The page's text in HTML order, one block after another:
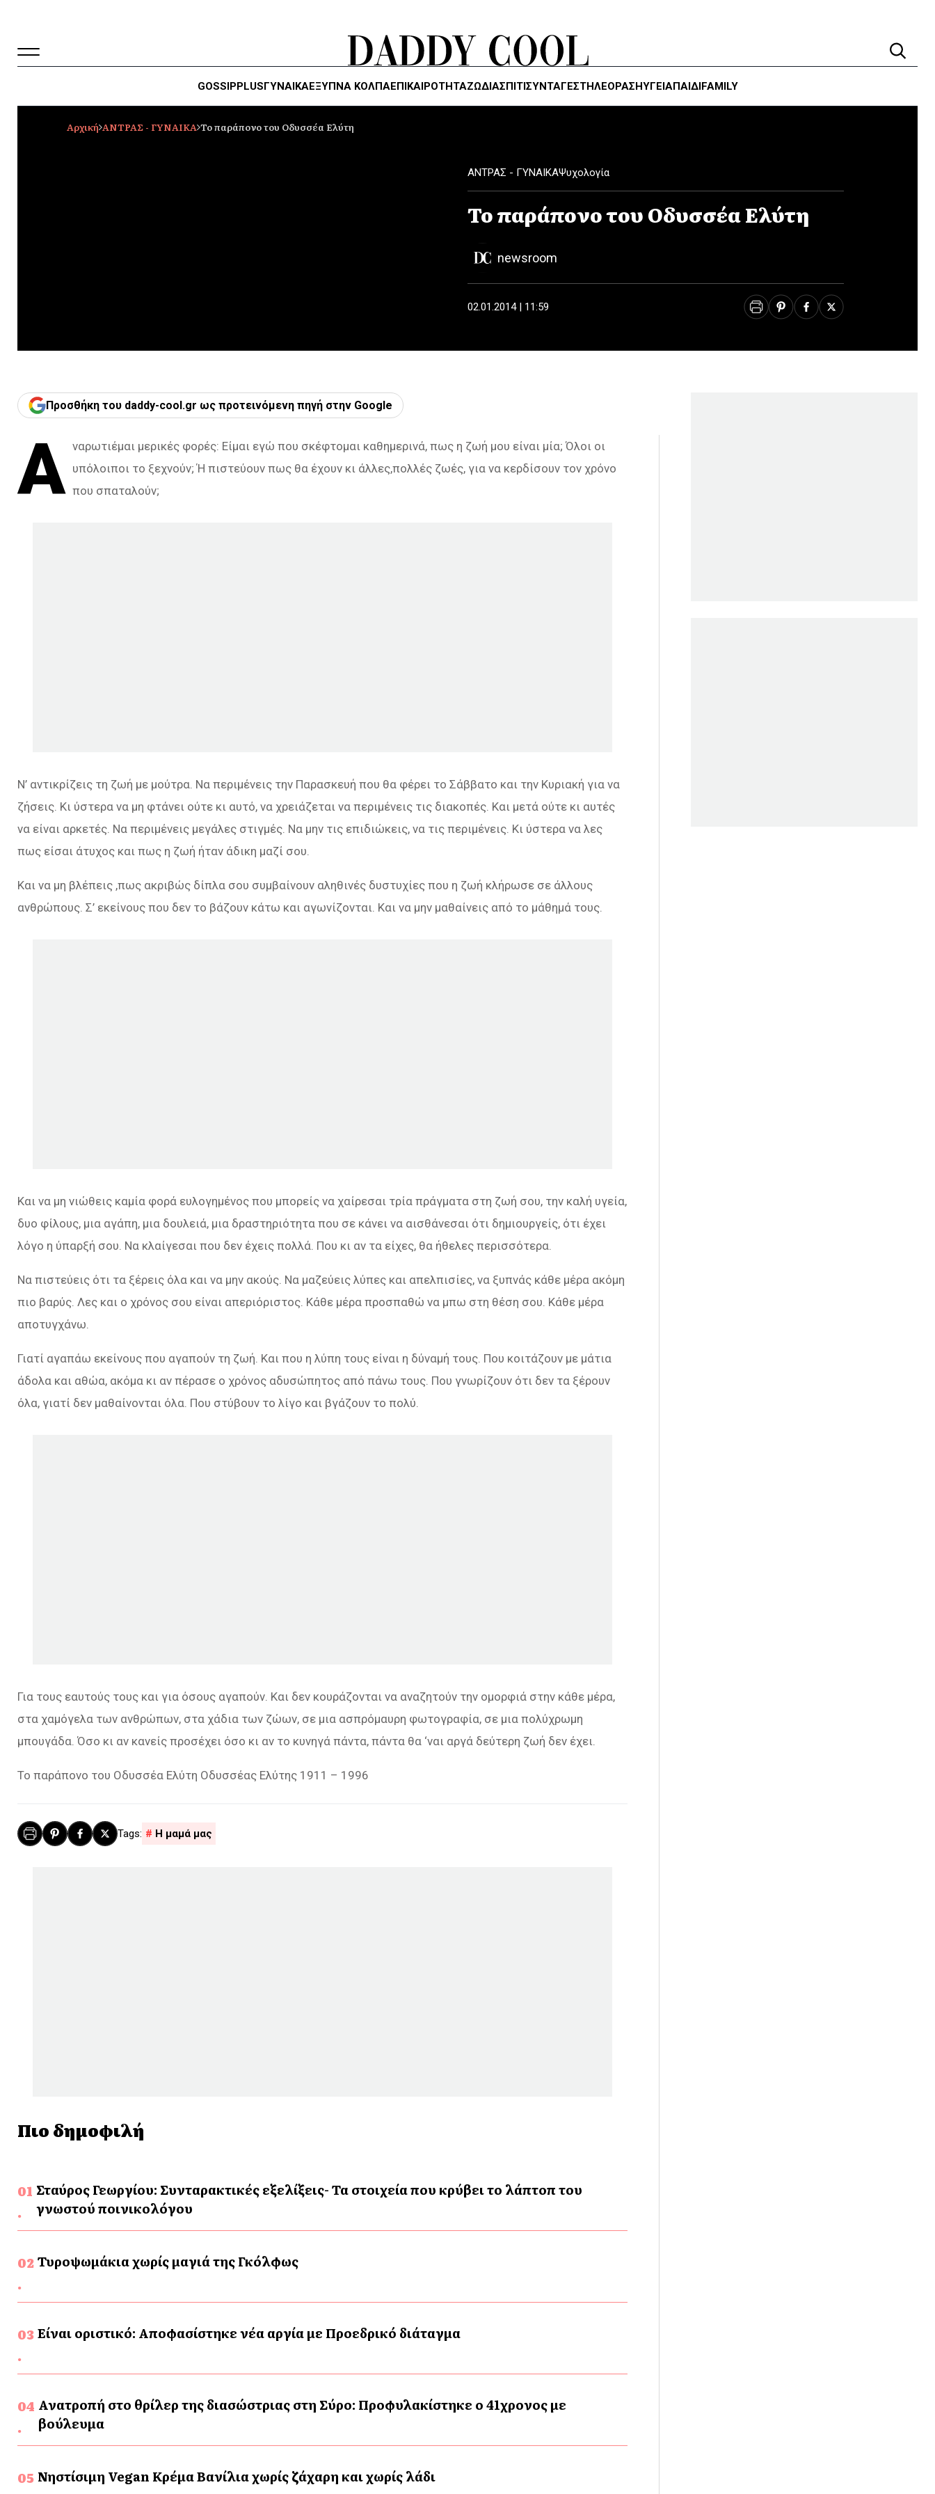
GOSSIPPLUSΓΥΝΑΙΚΑΈΞΥΠΝΑ ΚΌΛΠΑΕΠΙΚΑΙΡΟΤΗΤΑΖΏΔΙΑΣΠΙΤΙΣΥΝΤΑΓΕΣΤΗΛΕΌΡΑΣΗΥΓΕΊΑΠΑΙΔΙFAMILY
Αρχική ΑΝΤΡΑΣ - ΓΥΝΑΙΚΑ Το παράπονο του Οδυσσέα Ελύτη
ΑΝΤΡΑΣ - ΓΥΝΑΙΚΑΨυχολογία
Το παράπονο του Οδυσσέα Ελύτη
newsroom
02.01.2014 | 11:59
Προσθήκη του daddy-cool.gr ως προτεινόμενη πηγή στην Google
Α ναρωτιέμαι μερικές φορές: Είμαι εγώ που σκέφτομαι καθημερινά, πως η ζωή μου είναι μία; Όλοι οι
υπόλοιποι το ξεχνούν; Ή πιστεύουν πως θα έχουν κι άλλες,πολλές ζωές, για να κερδίσουν τον χρόνο
που σπαταλούν;
Ν’ αντικρίζεις τη ζωή με μούτρα. Να περιμένεις την Παρασκευή που θα φέρει το Σάββατο και την Κυριακή για να
ζήσεις. Κι ύστερα να μη φτάνει ούτε κι αυτό, να χρειάζεται να περιμένεις τις διακοπές. Και μετά ούτε κι αυτές
να είναι αρκετές. Να περιμένεις μεγάλες στιγμές. Να μην τις επιδιώκεις, να τις περιμένεις. Κι ύστερα να λες
πως είσαι άτυχος και πως η ζωή ήταν άδικη μαζί σου.
Και να μη βλέπεις ,πως ακριβώς δίπλα σου συμβαίνουν αληθινές δυστυχίες που η ζωή κλήρωσε σε άλλους
ανθρώπους. Σ’ εκείνους που δεν το βάζουν κάτω και αγωνίζονται. Και να μην μαθαίνεις από το μάθημά τους.
Και να μη νιώθεις καμία φορά ευλογημένος που μπορείς να χαίρεσαι τρία πράγματα στη ζωή σου, την καλή υγεία,
δυο φίλους, μια αγάπη, μια δουλειά, μια δραστηριότητα που σε κάνει να αισθάνεσαι ότι δημιουργείς, ότι έχει
λόγο η ύπαρξή σου. Να κλαίγεσαι που δεν έχεις πολλά. Που κι αν τα είχες, θα ήθελες περισσότερα.
Να πιστεύεις ότι τα ξέρεις όλα και να μην ακούς. Να μαζεύεις λύπες και απελπισίες, να ξυπνάς κάθε μέρα ακόμη
πιο βαρύς. Λες και ο χρόνος σου είναι απεριόριστος. Κάθε μέρα προσπαθώ να μπω στη θέση σου. Κάθε μέρα
αποτυγχάνω.
Γιατί αγαπάω εκείνους που αγαπούν τη ζωή. Και που η λύπη τους είναι η δύναμή τους. Που κοιτάζουν με μάτια
άδολα και αθώα, ακόμα κι αν πέρασε ο χρόνος αδυσώπητος από πάνω τους. Που γνωρίζουν ότι δεν τα ξέρουν
όλα, γιατί δεν μαθαίνονται όλα. Που στύβουν το λίγο και βγάζουν το πολύ.
Για τους εαυτούς τους και για όσους αγαπούν. Και δεν κουράζονται να αναζητούν την ομορφιά στην κάθε μέρα,
στα χαμόγελα των ανθρώπων, στα χάδια των ζώων, σε μια ασπρόμαυρη φωτογραφία, σε μια πολύχρωμη
μπουγάδα. Όσο κι αν κανείς προσέχει όσο κι αν το κυνηγά πάντα, πάντα θα ‘ναι αργά δεύτερη ζωή δεν έχει.
Το παράπονο του Οδυσσέα Ελύτη Οδυσσέας Ελύτης 1911 – 1996
Η μαμά μας
Πιο δημοφιλή
Σταύρος Γεωργίου: Συνταρακτικές εξελίξεις- Τα στοιχεία που κρύβει το λάπτοπ του
γνωστού ποινικολόγου
Τυροψωμάκια χωρίς μαγιά της Γκόλφως
Είναι οριστικό: Αποφασίστηκε νέα αργία με Προεδρικό διάταγμα
Ανατροπή στο θρίλερ της διασώστριας στη Σύρο: Προφυλακίστηκε ο 41χρονος με
βούλευμα
Νηστίσιμη Vegan Κρέμα Βανίλια χωρίς ζάχαρη και χωρίς λάδι